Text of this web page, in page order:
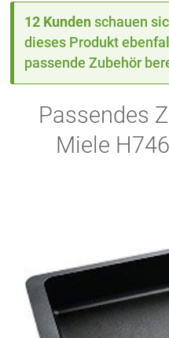
12 Kunden schauen
dieses Produkt
passende Zubehör
Passendes
Miele